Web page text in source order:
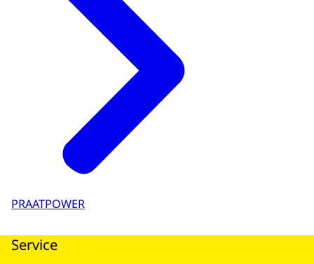
PRAATPOWER
Service